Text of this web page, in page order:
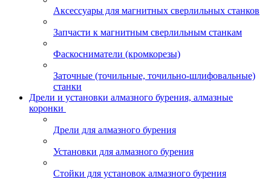
Аксессуары для магнитных сверлильных станков
Запчасти к магнитным сверлильным станкам
Фаскосниматели (кромкорезы)
Заточные (точильные, точильно-шлифовальные)
станки
Дрели и установки алмазного бурения, алмазные
коронки
Дрели для алмазного бурения
Установки для алмазного бурения
Стойки для установок алмазного бурения